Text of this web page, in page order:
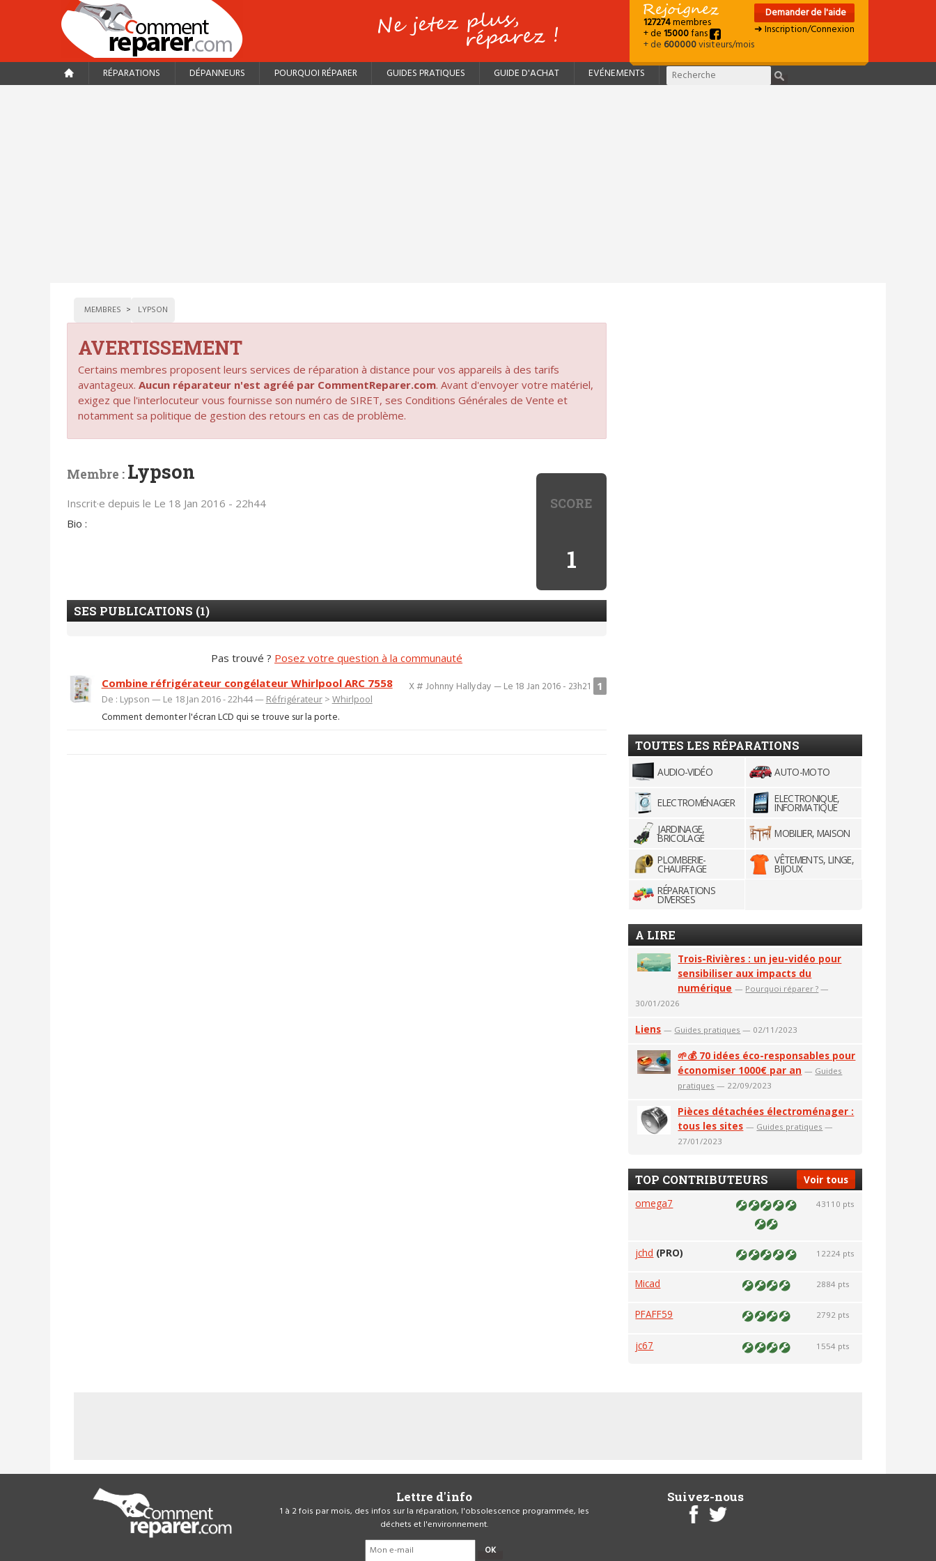
127274membres
+ de15000fans
+ de600000visiteurs/mois
Demander de l'aide
➜ Inscription/Connexion
RÉPARATIONS DÉPANNEURS POURQUOI RÉPARER GUIDES PRATIQUES GUIDE D'ACHAT EVÉNEMENTS
MEMBRES LYPSON
AVERTISSEMENT
Certains membres proposent leurs services de réparation à distance pour vos appareils à des tarifs
avantageux. Aucun réparateur n'est agréé par CommentReparer.com. Avant d'envoyer votre matériel,
exigez que l'interlocuteur vous fournisse son numéro de SIRET, ses Conditions Générales de Vente et
notamment sa politique de gestion des retours en cas de problème.
SCORE
1
Membre : Lypson
Inscrit·e depuis le Le 18 Jan 2016 - 22h44
Bio :
SES PUBLICATIONS (1)
Pas trouvé ? Posez votre question à la communauté
1
X # Johnny Hallyday — Le 18 Jan 2016 - 23h21
Combine réfrigérateur congélateur Whirlpool ARC 7558
De : Lypson — Le 18 Jan 2016 - 22h44 — Réfrigérateur> Whirlpool
Comment demonter l'écran LCD qui se trouve sur la porte.
TOUTES LES RÉPARATIONS
AUDIO-VIDÉO AUTO-MOTO
ELECTROMÉNAGER ELECTRONIQUE,
INFORMATIQUE
JARDINAGE,
BRICOLAGE
MOBILIER, MAISON
PLOMBERIE-
CHAUFFAGE
VÊTEMENTS, LINGE,
BIJOUX
RÉPARATIONS
DIVERSES
A LIRE
Trois-Rivières : un jeu-vidéo pour
sensibiliser aux impacts du
numérique — Pourquoi réparer ? —
30/01/2026
Liens — Guides pratiques — 02/11/2023
🌱💰 70 idées éco-responsables pour
économiser 1000€ par an — Guides
pratiques — 22/09/2023
Pièces détachées électroménager :
tous les sites — Guides pratiques —
27/01/2023
Voir tous
TOP CONTRIBUTEURS
omega7 43110 pts
jchd (PRO) 12224 pts
Micad 2884 pts
PFAFF59 2792 pts
jc67 1554 pts
Lettre d'info
1 à 2 fois par mois, des infos sur la réparation, l'obsolescence programmée, les
déchets et l'environnement.
OK
Suivez-nous